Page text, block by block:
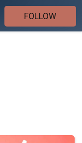
FOLLOW